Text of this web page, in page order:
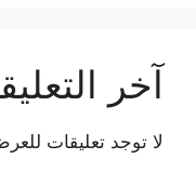
آخر
لا توجد تعليقات